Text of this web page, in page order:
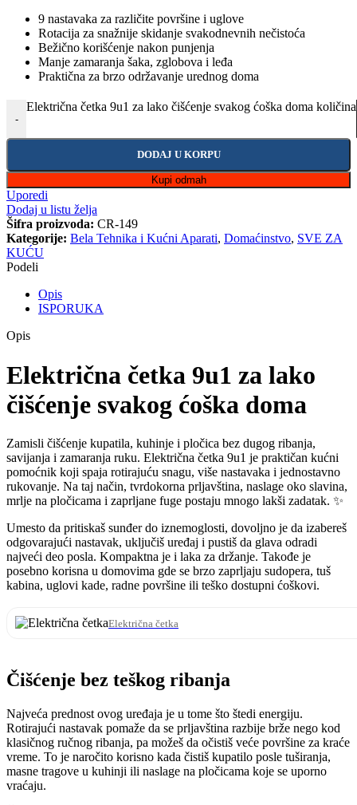
9 nastavaka za različite površine i uglove
Rotacija za snažnije skidanje svakodnevnih nečistoća
Bežično korišćenje nakon punjenja
Manje zamaranja šaka, zglobova i leđa
Praktična za brzo održavanje urednog doma
-
Električna četka 9u1 za lako čišćenje svakog ćoška doma količina
DODAJ U KORPU
Kupi odmah
Uporedi
Dodaj u listu želja
Šifra proizvoda: CR-149
Kategorije: Bela Tehnika i Kućni Aparati, Domaćinstvo, SVE ZA
KUĆU
Podeli
Opis
ISPORUKA
Opis
Električna četka 9u1 za lako
čišćenje svakog ćoška doma
Zamisli čišćenje kupatila, kuhinje i pločica bez dugog ribanja,
savijanja i zamaranja ruku. Električna četka 9u1 je praktičan kućni
pomoćnik koji spaja rotirajuću snagu, više nastavaka i jednostavno
rukovanje. Na taj način, tvrdokorna prljavština, naslage oko slavina,
mrlje na pločicama i zaprljane fuge postaju mnogo lakši zadatak. ✨
Umesto da pritiskaš sunđer do iznemoglosti, dovoljno je da izabereš
odgovarajući nastavak, uključiš uređaj i pustiš da glava odradi
najveći deo posla. Kompaktna je i laka za držanje. Takođe je
posebno korisna u domovima gde se brzo zaprljaju sudopera, tuš
kabina, uglovi kade, radne površine ili teško dostupni ćoškovi.
Električna četka
Čišćenje bez teškog ribanja
Najveća prednost ovog uređaja je u tome što štedi energiju.
Rotirajući nastavak pomaže da se prljavština razbije brže nego kod
klasičnog ručnog ribanja, pa možeš da očistiš veće površine za kraće
vreme. To je naročito korisno kada čistiš kupatilo posle tuširanja,
masne tragove u kuhinji ili naslage na pločicama koje se uporno
vraćaju.